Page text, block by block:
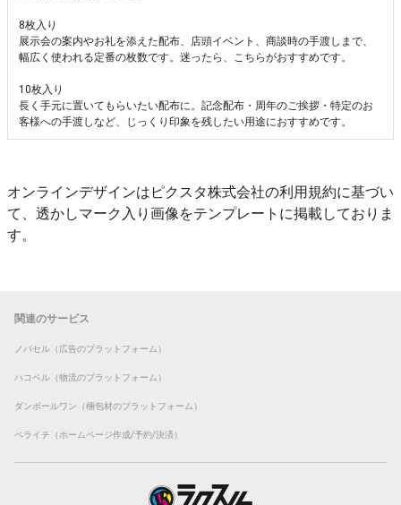
8枚入り
展示会の案内やお礼を添えた配布、店頭イベント、商談時の手渡しまで、
幅広く使われる定番の枚数です。迷ったら、こちらがおすすめです。
10枚入り
長く手元に置いてもらいたい配布に。記念配布・周年のご挨拶・特定のお
客様への手渡しなど、じっくり印象を残したい用途におすすめです。
オンラインデザインはピクスタ株式会社の利用規約に基づい
て、透かしマーク入り画像をテンプレートに掲載しておりま
す。
関連のサービス
ノバセル（広告のプラットフォーム）
ハコベル（物流のプラットフォーム）
ダンボールワン（梱包材のプラットフォーム）
ペライチ（ホームページ作成/予約/決済）